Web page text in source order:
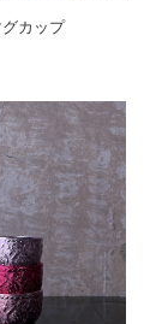
カップ